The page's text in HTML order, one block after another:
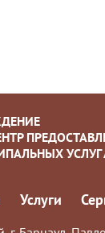
УСЛУГ
Услуги